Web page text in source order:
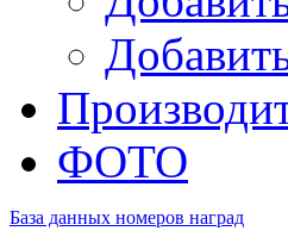
ФОТО
База данных номеров наград